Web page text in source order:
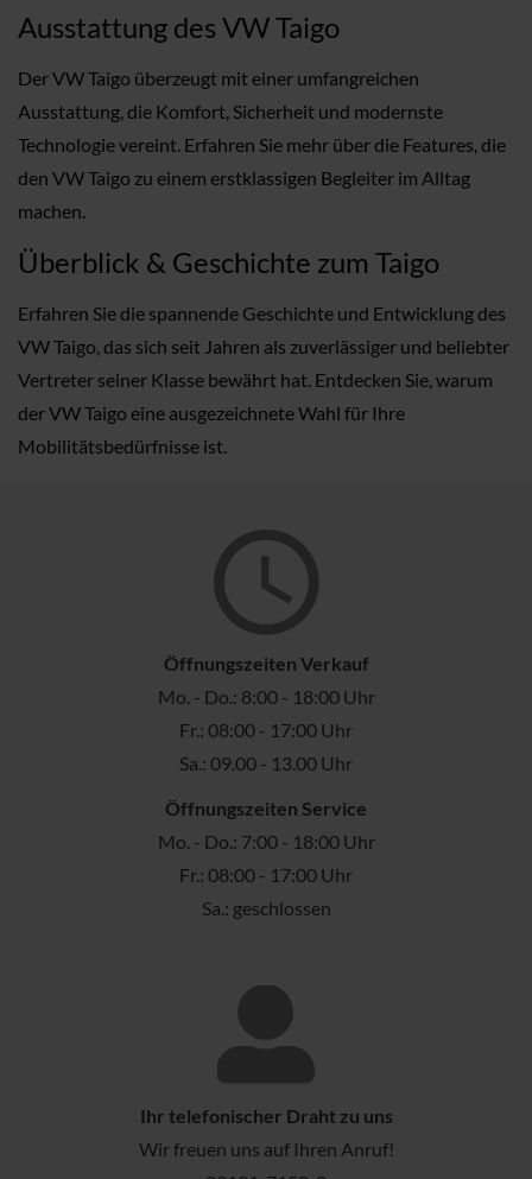
Ausstattung des VW Taigo
Der VW Taigo überzeugt mit einer umfangreichen
Ausstattung, die Komfort, Sicherheit und modernste
Technologie vereint. Erfahren Sie mehr über die Features, die
den VW Taigo zu einem erstklassigen Begleiter im Alltag
machen.
Überblick & Geschichte zum Taigo
Erfahren Sie die spannende Geschichte und Entwicklung des
VW Taigo, das sich seit Jahren als zuverlässiger und beliebter
Vertreter seiner Klasse bewährt hat. Entdecken Sie, warum
der VW Taigo eine ausgezeichnete Wahl für Ihre
Mobilitätsbedürfnisse ist.
Öffnungszeiten Verkauf
Mo. - Do.: 8:00 - 18:00 Uhr
Fr.: 08:00 - 17:00 Uhr
Sa.: 09.00 - 13.00 Uhr
Öffnungszeiten Service
Mo. - Do.: 7:00 - 18:00 Uhr
Fr.: 08:00 - 17:00 Uhr
Sa.: geschlossen
Ihr telefonischer Draht zu uns
Wir freuen uns auf Ihren Anruf!